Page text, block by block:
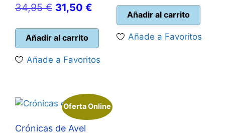
34,95€ El
original
era:
34,95 €.
31,50 €
precio
actual
es:
31,50 €.
Añadir al carrito
Añade a Favoritos
original
era:
11,95 €.
actual
es:
10,95
Añadir al carrito
Añade a Favoritos
Oferta Online
Crónicas de Avel